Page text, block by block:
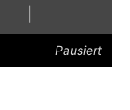
Langsamer
Pausiert